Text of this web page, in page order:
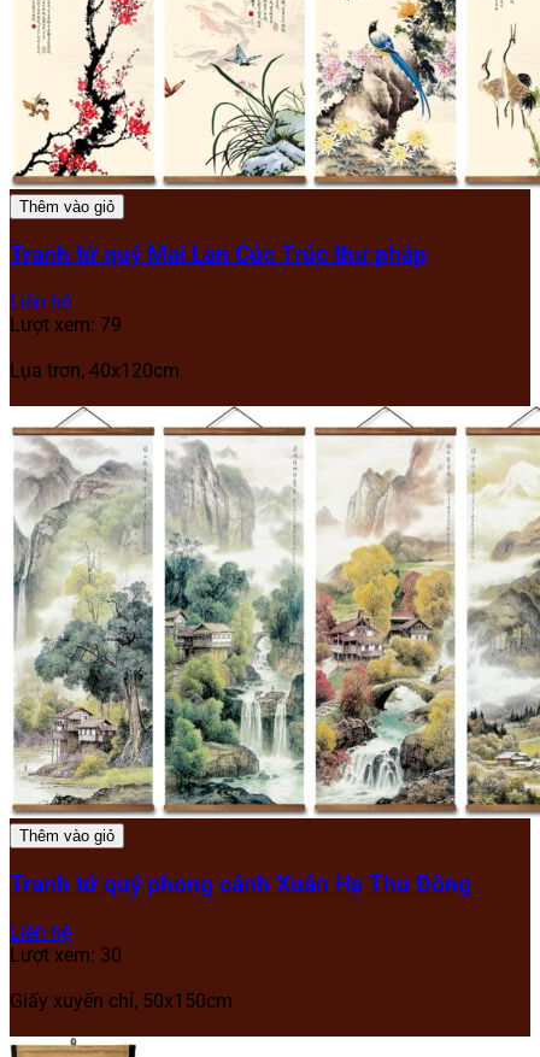
Thêm vào giỏ
Tranh tứ quý Mai Lan Cúc Trúc thư pháp
Liên hệ
Lượt xem: 79
Lụa trơn, 40x120cm
Thêm vào giỏ
Tranh tứ quý phong cảnh Xuân Hạ Thu Đông
Liên hệ
Lượt xem: 30
Giấy xuyến chỉ, 50x150cm